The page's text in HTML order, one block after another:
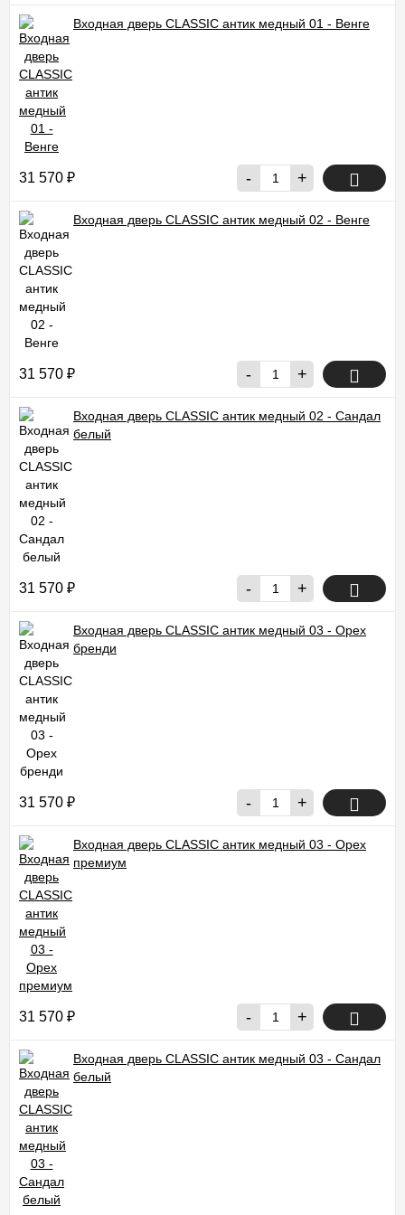
специалистам, чтобы получить консультацию и помощь в
выборе!
---
Входная дверь CLASSIC антик медный 01 - Венге
31 570 ₽ - +
Входная дверь CLASSIC антик медный 02 - Венге
31 570 ₽ - +
Входная дверь CLASSIC антик медный 02 - Сандал
белый
31 570 ₽ - +
Входная дверь CLASSIC антик медный 03 - Орех
бренди
31 570 ₽ - +
Входная дверь CLASSIC антик медный 03 - Орех
премиум
31 570 ₽ - +
Входная дверь CLASSIC антик медный 03 - Сандал
белый